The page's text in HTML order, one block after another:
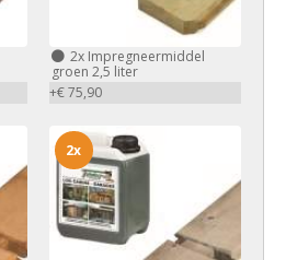
2xImpregneermiddel
groen 2,5 liter
+€ 75,90
2x